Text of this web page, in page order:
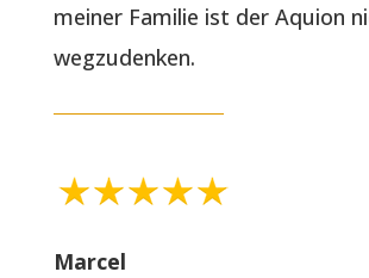
meiner Familie ist der Aquion
wegzudenken.
Marcel